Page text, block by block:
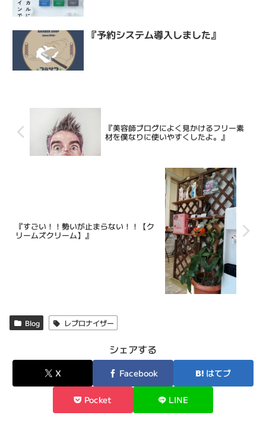
『予約システム導入しました』
『美容師ブログによく見かけるフリー素
材を僕なりに使いやすくしたよ。』
『すごい！！勢いが止まらない！！【ク
リームズクリーム】』
Blog レプロナイザー
シェアする
X Facebook はてブ
Pocket LINE